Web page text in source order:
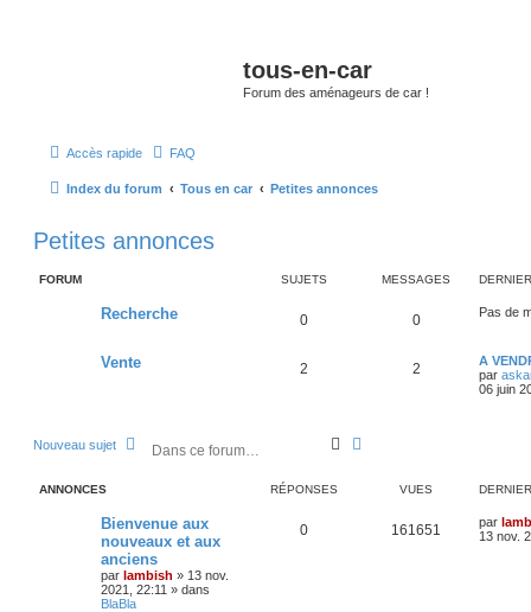
tous-en-car
Forum des aménageurs de car !
Accès rapide FAQ
Index du forum Tous en car Petites annonces
Petites annonces
FORUM SUJETS MESSAGES
Recherche 0 0 Pas de
Vente 2 2
A
par
06 juin
Nouveau sujet
R
ANNONCES RÉPONSES VUES
Bienvenue aux
nouveaux et aux
anciens
par lambish » 13 nov.
2021, 22:11 » dans
BlaBla
0 161651 par
13 nov.